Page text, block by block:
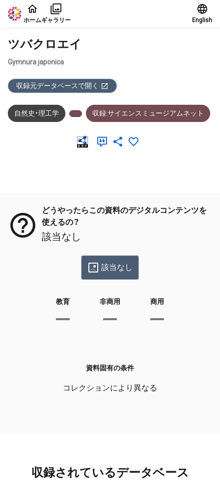
本文に飛ぶ
ホームギャラリー English
ツバクロエイ
Gymnura japonica
収録元データベースで開く
自然史・理工学 収録:サイエンスミュージアムネット
どうやったらこの資料のデジタルコンテンツを
使えるの？
該当なし
該当なし
教育 非商用 商用
資料固有の条件
コレクションにより異なる
収録されているデータベース